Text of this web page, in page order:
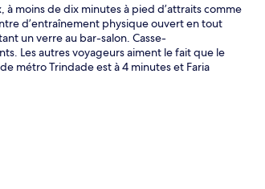
Réception
à moins de dix minutes à pied d’attraits comme
d’entraînement physique ouvert en tout
un verre au bar-salon. Casse-
Les autres voyageurs aiment le fait que le
métro Trindade est à 4 minutes et Faria